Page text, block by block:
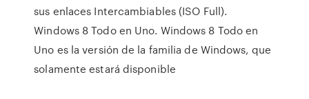
sus enlaces Intercambiables (ISO Full).
Windows 8 Todo en Uno. Windows 8 Todo en
Uno es la versión de la familia de Windows, que
solamente estará disponible